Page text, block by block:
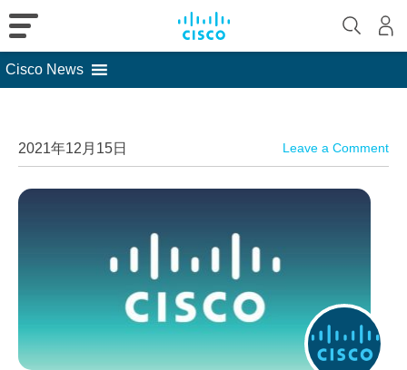
Cisco News
2021年12月15日 Leave a Comment